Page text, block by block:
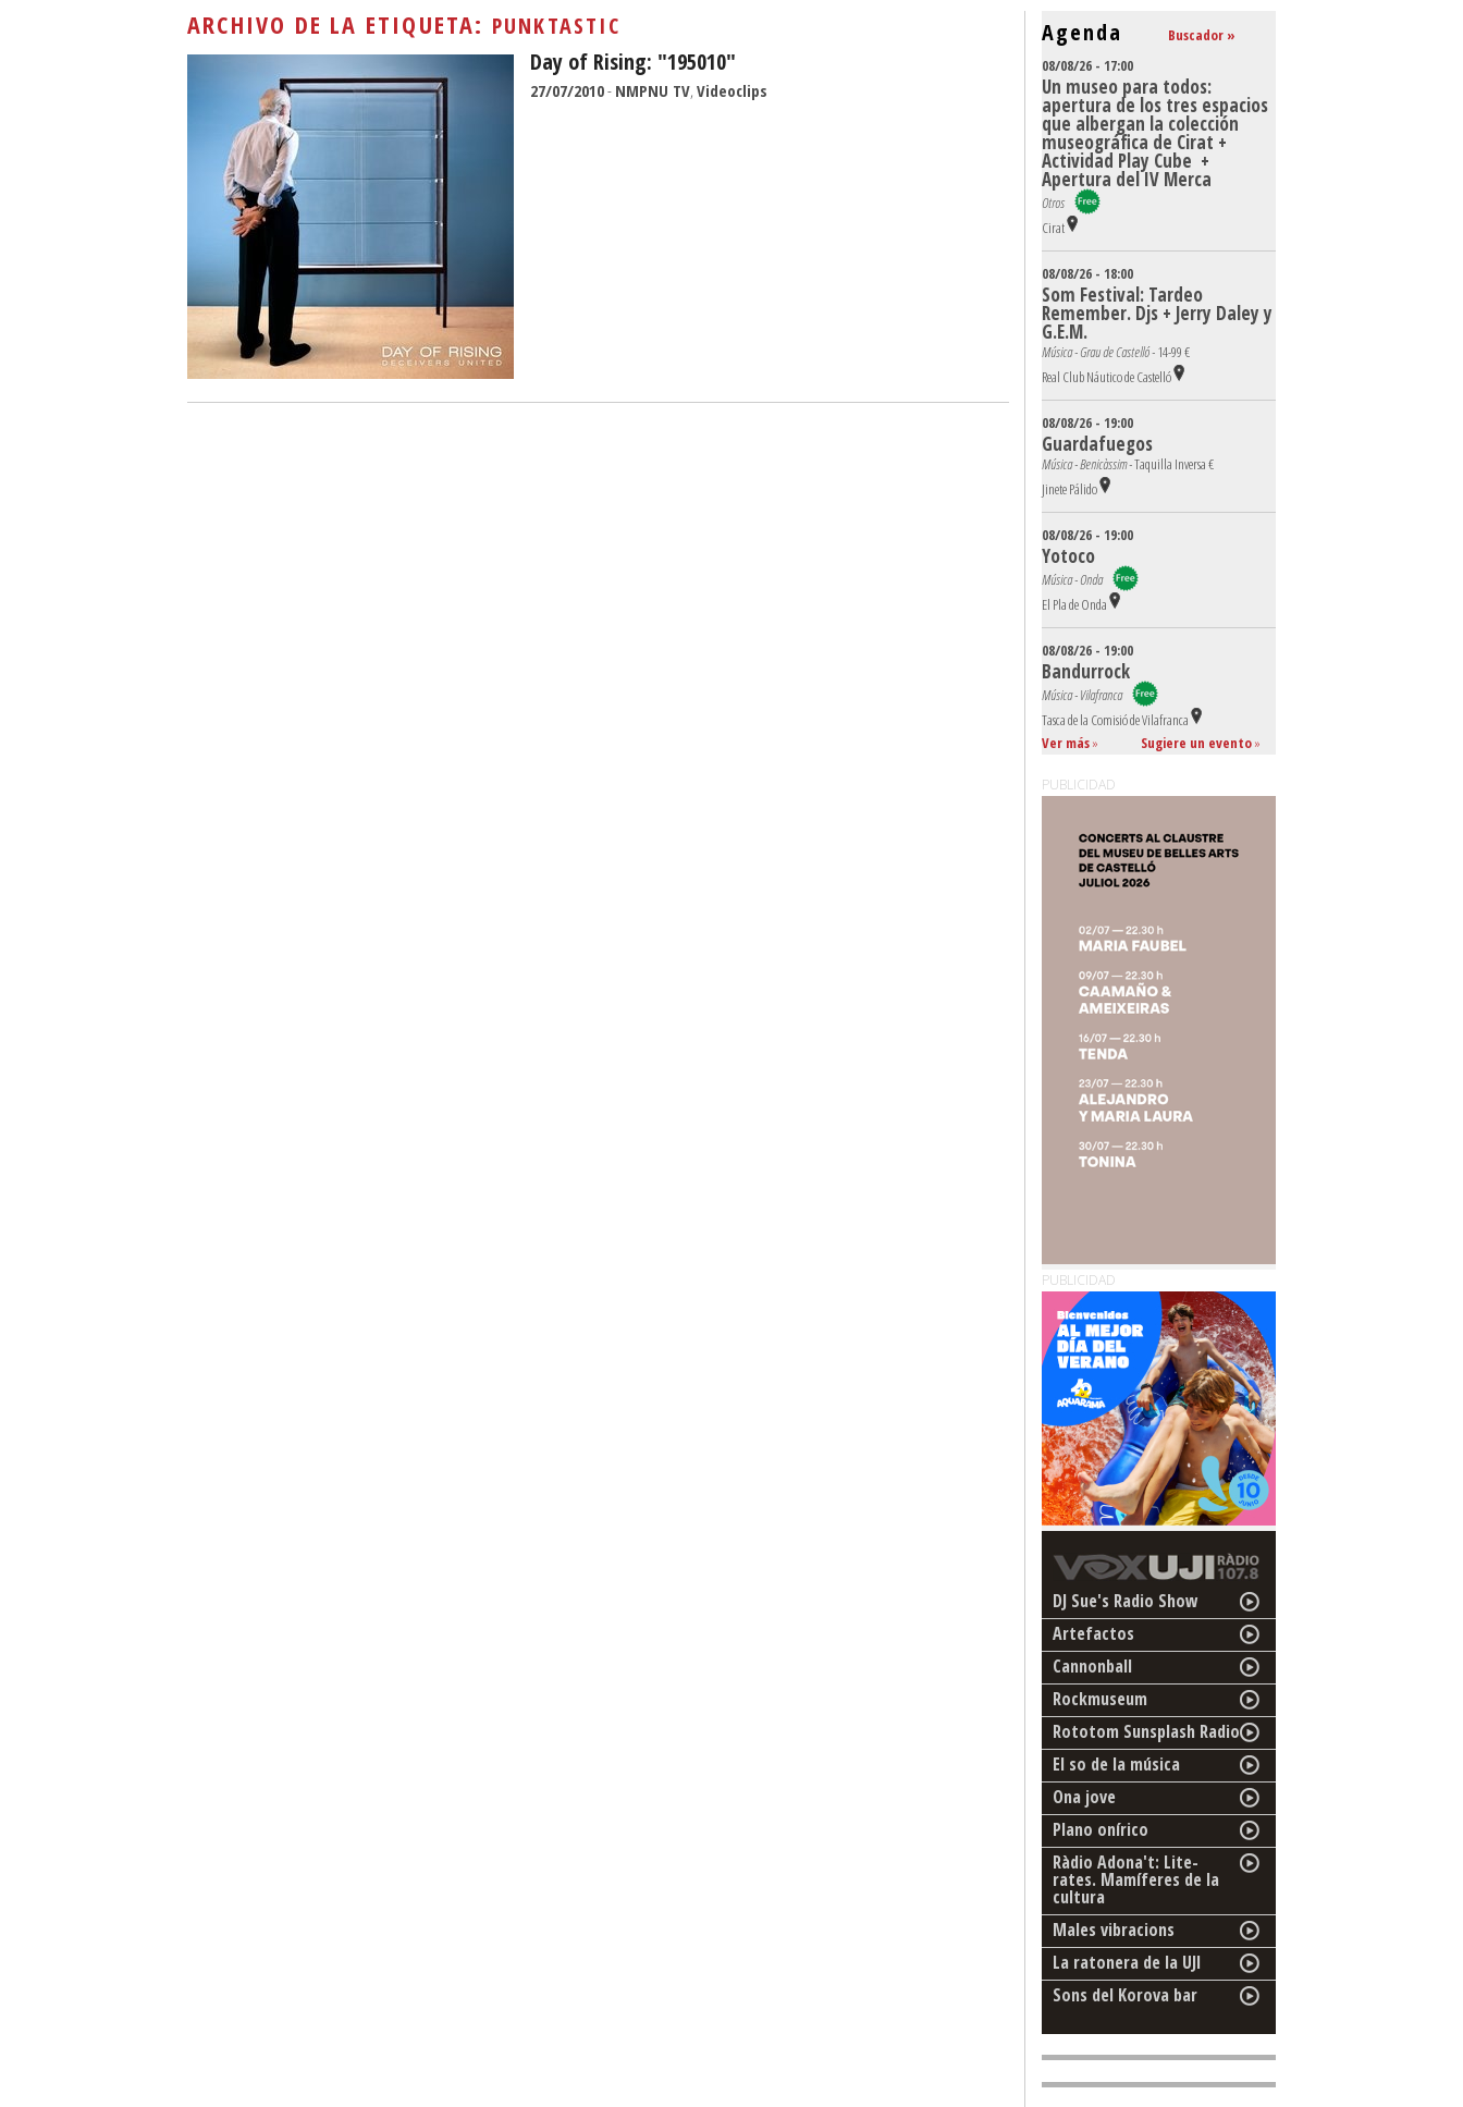
ARCHIVO DE LA ETIQUETA: PUNKTASTIC
Day of Rising: "195010"
27/07/2010- NMPNU TV, Videoclips
Agenda
Buscador »
08/08/26 - 17:00
Un museo para todos:
apertura de los tres espacios
que albergan la colección
museográfica de Cirat +
Actividad Play Cube +
Apertura del IV Merca
Otros
Cirat
08/08/26 - 18:00
Som Festival: Tardeo
Remember. Djs + Jerry Daley y
G.E.M.
Música - Grau de Castelló -14-99 €
Real Club Náutico de Castelló
08/08/26 - 19:00
Guardafuegos
Música - Benicàssim -Taquilla Inversa €
Jinete Pálido
08/08/26 - 19:00
Yotoco
Música - Onda
El Pla de Onda
08/08/26 - 19:00
Bandurrock
Música - Vilafranca
Tasca de la Comisió de Vilafranca
Ver más» Sugiere un evento»
PUBLICIDAD
PUBLICIDAD
DJ Sue's Radio Show
Artefactos
Cannonball
Rockmuseum
Rototom Sunsplash Radio
El so de la música
Ona jove
Plano onírico
Ràdio Adona't: Lite-
rates. Mamíferes de la
cultura
Males vibracions
La ratonera de la UJI
Sons del Korova bar